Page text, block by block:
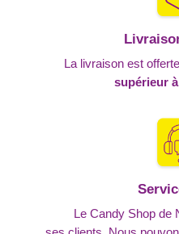
La livraison est
supérieur à
Le Candy Shop de